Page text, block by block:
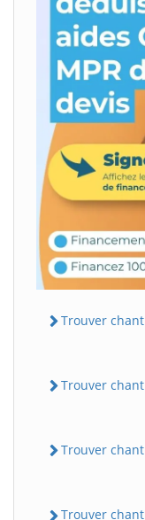
Trouver
Trouver
Trouver
Trouver